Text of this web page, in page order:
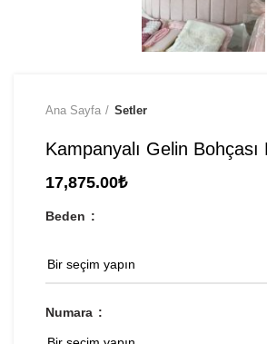
Ana Sayfa Setler
Kampanyalı Gelin Bohçası
17,875.00₺
Beden
Numara